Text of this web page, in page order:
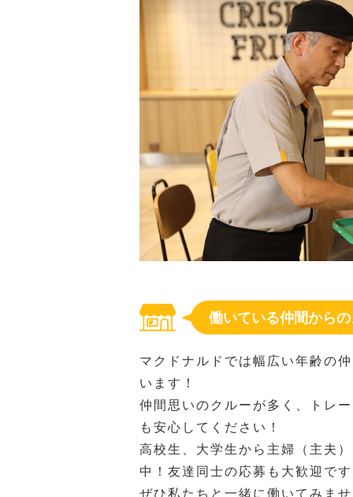
働いている仲間から
マクドナルドでは幅広い年齢の
います！
仲間思いのクルーが多く、トレ
も安心してください！
高校生、大学生から主婦（主夫
中！友達同士の応募も大歓迎で
ぜひ私たちと一緒に働いてみま